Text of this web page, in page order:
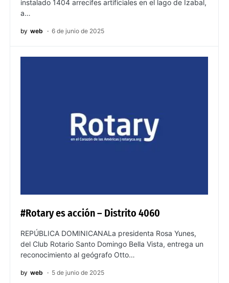
instalado 1404 arrecifes artificiales en el lago de Izabal,
a…
by web 6 de junio de 2025
#Rotary es acción – Distrito 4060
REPÚBLICA DOMINICANALa presidenta Rosa Yunes,
del Club Rotario Santo Domingo Bella Vista, entrega un
reconocimiento al geógrafo Otto…
by web 5 de junio de 2025